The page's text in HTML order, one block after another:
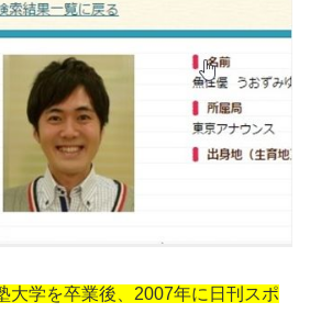
大学を卒業後、2007年に日刊スポ